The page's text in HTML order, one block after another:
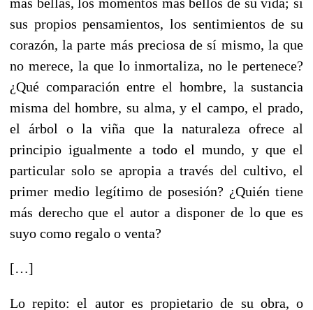
sus propios pensamientos, los sentimientos de su
corazón, la parte más preciosa de sí mismo, la que
no merece, la que lo inmortaliza, no le pertenece?
¿Qué comparación entre el hombre, la sustancia
misma del hombre, su alma, y el campo, el prado,
el árbol o la viña que la naturaleza ofrece al
principio igualmente a todo el mundo, y que el
particular solo se apropia a través del cultivo, el
primer medio legítimo de posesión? ¿Quién tiene
más derecho que el autor a disponer de lo que es
suyo como regalo o venta?
[…]
Lo repito: el autor es propietario de su obra, o